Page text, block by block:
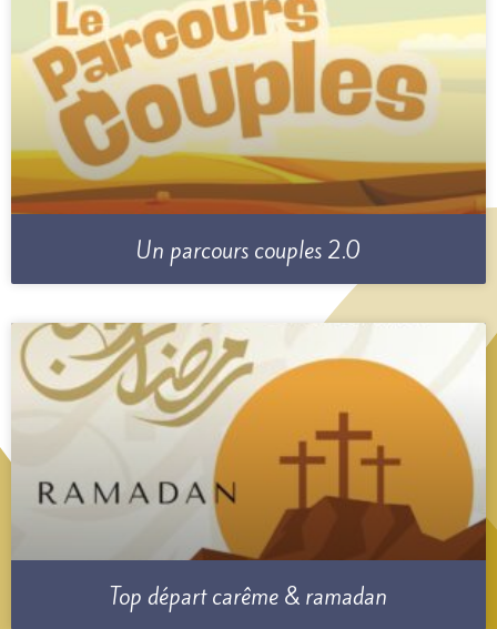
Un parcours couples 2.0
Top départ carême & ramadan